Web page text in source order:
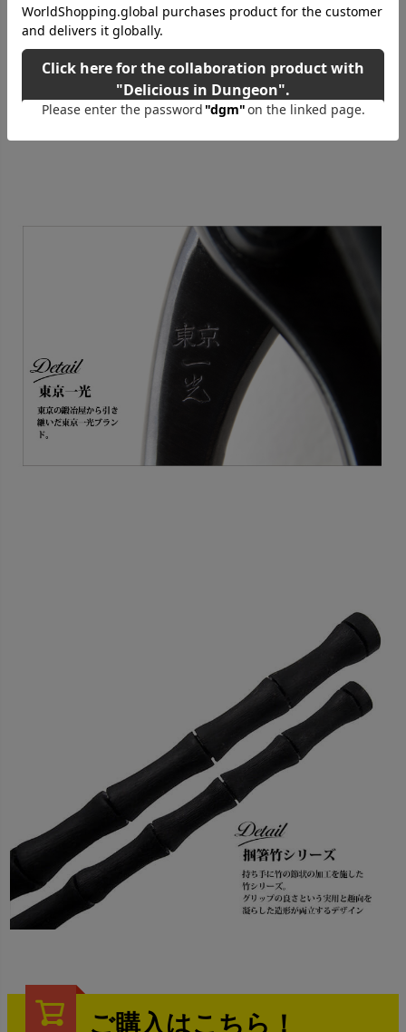
ご購入はこちら！